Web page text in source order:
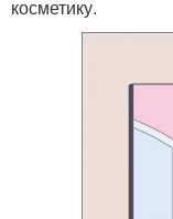
косметику.